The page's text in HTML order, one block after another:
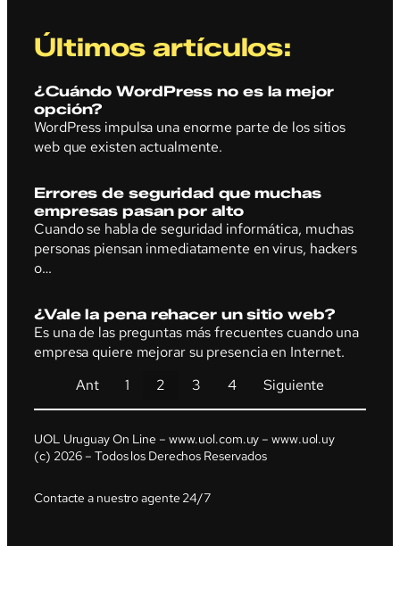
Últimos artículos:
¿Cuándo WordPress no es la mejor
opción?
WordPress impulsa una enorme parte de los sitios
web que existen actualmente.
Errores de seguridad que muchas
empresas pasan por alto
Cuando se habla de seguridad informática, muchas
personas piensan inmediatamente en virus, hackers
o…
¿Vale la pena rehacer un sitio web?
Es una de las preguntas más frecuentes cuando una
empresa quiere mejorar su presencia en Internet.
Ant
1 2 3 4 Siguiente
UOL Uruguay On Line – www.uol.com.uy – www.uol.uy
(c) 2026 – Todos los Derechos Reservados
Contacte a nuestro agente 24/7